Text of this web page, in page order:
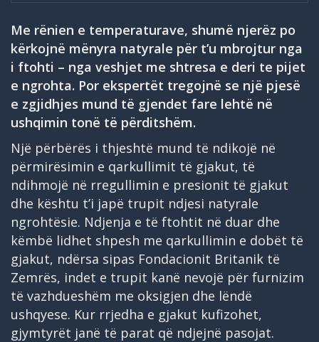
Me rënien e temperaturave, shumë njerëz po
kërkojnë mënyra natyrale për t’u mbrojtur nga
i ftohti – nga veshjet me shtresa e deri te pijet
e ngrohta. Por ekspertët tregojnë se një pjesë
e zgjidhjes mund të gjendet fare lehtë në
ushqimin tonë të përditshëm.
Një përbërës i thjeshtë mund të ndikojë në
përmirësimin e qarkullimit të gjakut, të
ndihmojë në rregullimin e presionit të gjakut
dhe kështu t’i japë trupit ndjesi natyrale
ngrohtësie. Ndjenja e të ftohtit në duar dhe
këmbë lidhet shpesh me qarkullimin e dobët të
gjakut, ndërsa sipas Fondacionit Britanik të
Zemrës, indet e trupit kanë nevojë për furnizim
të vazhdueshëm me oksigjen dhe lëndë
ushqyese. Kur rrjedha e gjakut kufizohet,
gjymtyrët janë të parat që ndjejnë pasojat.